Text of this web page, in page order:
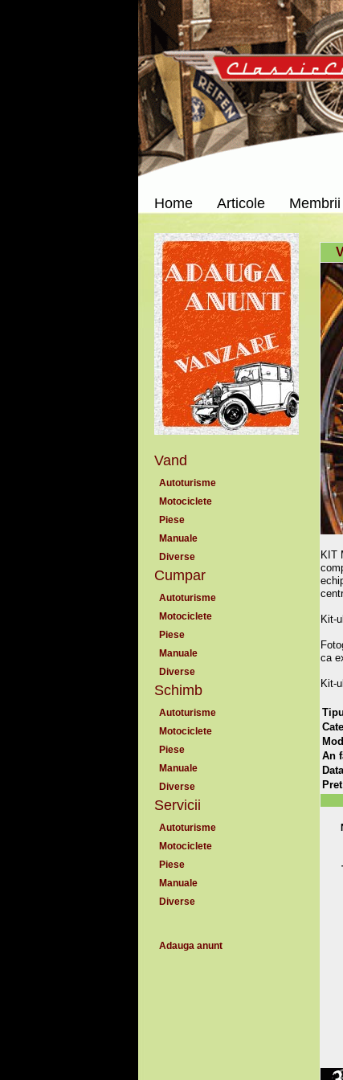
Home Articole Membrii
Vand
Autoturisme
Motociclete
Piese
Manuale
Diverse
Cumpar
Autoturisme
Motociclete
Piese
Manuale
Diverse
Schimb
Autoturisme
Motociclete
Piese
Manuale
Diverse
Servicii
Autoturisme
Motociclete
Piese
Manuale
Diverse
Adauga anunt
KIT
Kit-
ca
Kit-
An